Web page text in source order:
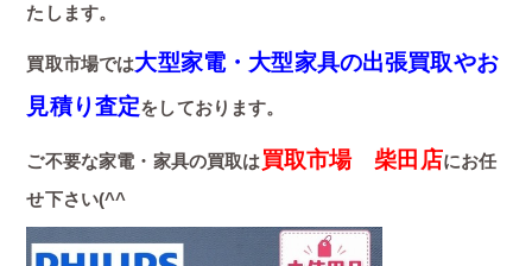
たします。
買取市場では大型家電・大型家具の出張買取やお
見積り査定をしております。
ご不要な家電・家具の買取は買取市場 柴田店にお任
せ下さい(^^